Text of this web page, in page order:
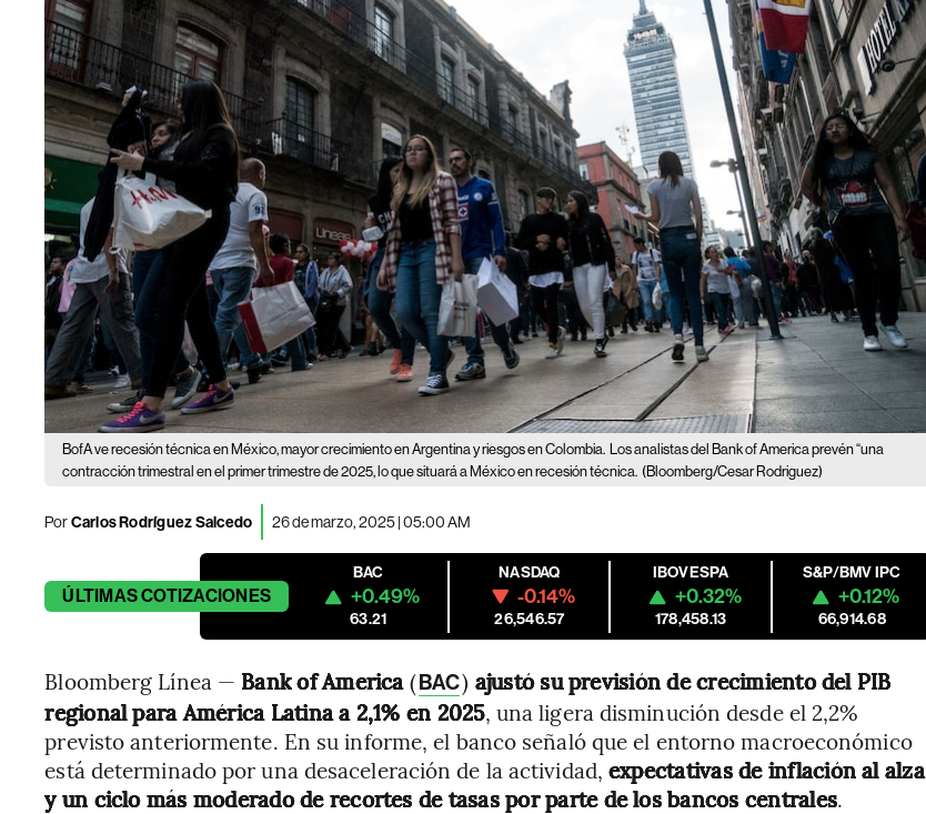
BofA ve recesión técnica en México, mayor crecimiento en Argentina y riesgos en Colombia. Los analistas del Bank of America prevén “una
contracción trimestral en el primer trimestre de 2025, lo que situará a México en recesión técnica. (Bloomberg/Cesar Rodriguez)
PorCarlos Rodríguez Salcedo 26 de marzo, 2025 | 05:00 AM
ÚLTIMASCOTIZACIONES
BAC
+0.49%
63.21
NASDAQ
-0.14%
26,546.57
IBOVESPA
+0.32%
178,458.13
S&P/BMV IPC
+0.12%
66,914.68
Bloomberg Línea — Bank of America(BAC) ajustó su previsión de crecimiento del PIB
regional para América Latina a 2,1% en 2025, una ligera disminución desde el 2,2%
previsto anteriormente. En su informe, el banco señaló que el entorno macroeconómico
está determinado por una desaceleración de la actividad,expectativas de inflación al alza
y un ciclo más moderado de recortes de tasas por parte de los bancos centrales.